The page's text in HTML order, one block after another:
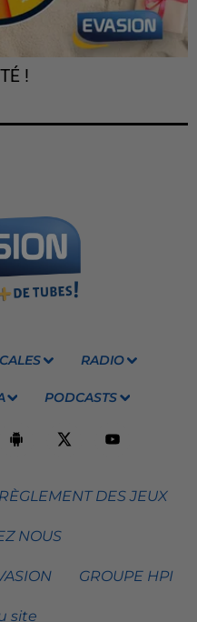
!
RADIO
PODCASTS
RÈGLEMENT DES JEUX
NOUS
GROUPE HPI
site